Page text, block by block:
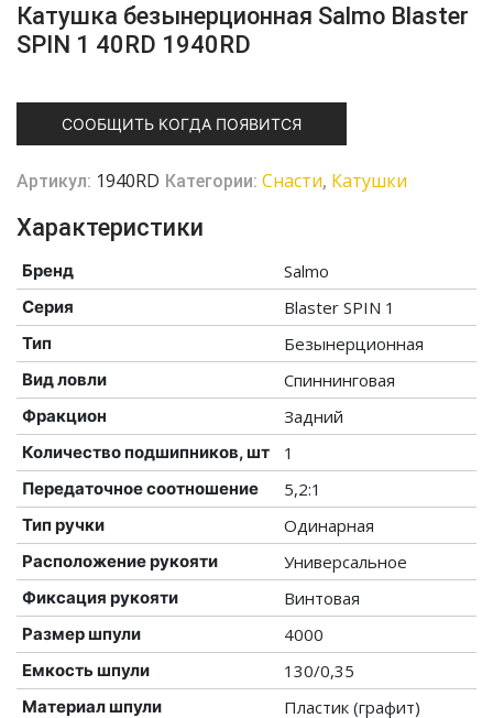
Катушка безынерционная Salmo Blaster
SPIN 1 40RD 1940RD
СООБЩИТЬ КОГДА ПОЯВИТСЯ
Артикул: 1940RD Категории: Cнасти, Катушки
Характеристики
Бренд Salmo
Серия Blaster SPIN 1
Тип Безынерционная
Вид ловли Спиннинговая
Фракцион Задний
Количество подшипников, шт 1
Передаточное соотношение 5,2:1
Тип ручки Одинарная
Расположение рукояти Универсальное
Фиксация рукояти Винтовая
Размер шпули 4000
Емкость шпули 130/0,35
Материал шпули Пластик (графит)